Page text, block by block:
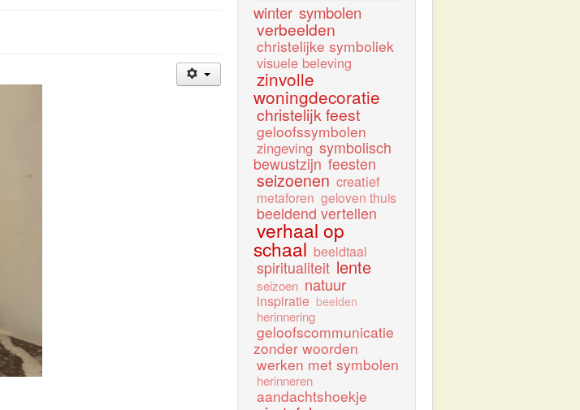
winter symbolen
verbeelden
christelijke symboliek
visuele beleving
zinvolle
woningdecoratie
christelijk feest
geloofssymbolen
zingeving symbolisch
bewustzijn feesten
seizoenen creatief
metaforen geloven thuis
beeldend vertellen
verhaal op
schaal beeldtaal
spiritualiteit lente
seizoen natuur
inspiratie beelden
herinnering
geloofscommunicatie
zonder woorden
werken met symbolen
herinneren
aandachtshoekje